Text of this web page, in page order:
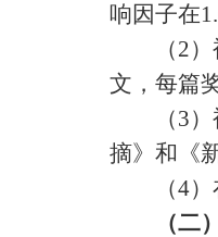
响因子在
（2
文，每篇
（3
摘》和《
（4
（二）